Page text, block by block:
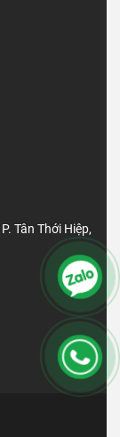
Tân Thới Hiệp,